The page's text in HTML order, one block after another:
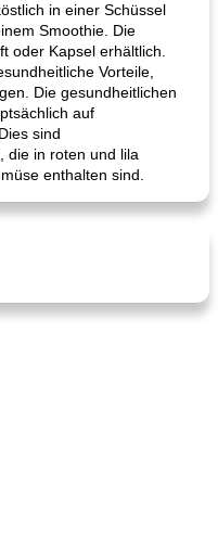
in einer Schüssel
Smoothie. Die
oder Kapsel erhältlich.
Vorteile,
Die gesundheitlichen
auf
sind
die in roten und lila
enthalten sind.